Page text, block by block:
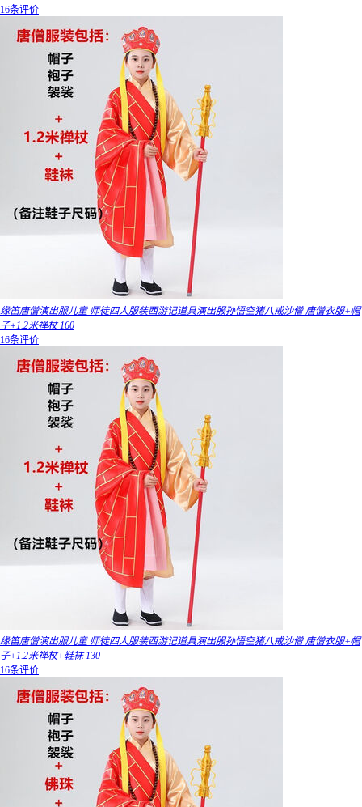
16条评价
缘笛唐僧演出服儿童 师徒四人服装西游记道具演出服孙悟空猪八戒沙僧 唐僧衣服+帽
子+1.2米禅杖 160
16条评价
缘笛唐僧演出服儿童 师徒四人服装西游记道具演出服孙悟空猪八戒沙僧 唐僧衣服+帽
子+1.2米禅杖+鞋袜 130
16条评价